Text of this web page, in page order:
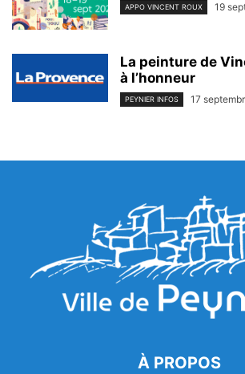
APPO VINCENT ROUX 19
La peinture de
à l’honneur
PEYNIER INFOS 17
À PROPOS